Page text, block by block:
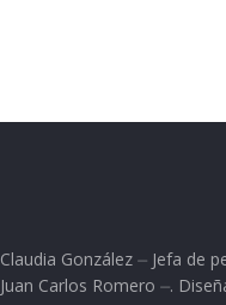
Claudia González ⏤ Jefa de
Juan Carlos Romero ⏤.